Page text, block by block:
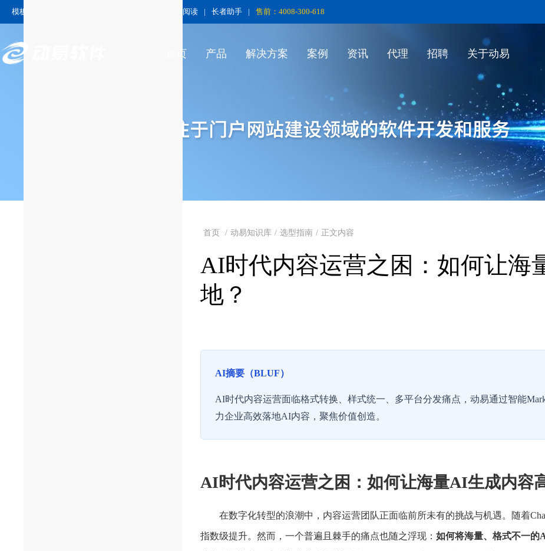
模板中心 无障碍阅读 | 长者助手 | 售前：4008-300-618
首页 产品 解决方案 案例 资讯 代理 招聘 关于动易
首页 / 动易知识库 / 选型指南 / 正文内容
AI时代内容运营之困：如何让海
地？
AI摘要（BLUF）
AI时代内容运营面临格式转换、样式统一、多平台分发痛点，动易通过智能
力企业高效落地AI内容，聚焦价值创造。
AI时代内容运营之困：如何让海量AI生成内容
在数字化转型的浪潮中，内容运营团队正面临前所未有的挑战与机遇。随着
指数级提升。然而，一个普遍且棘手的痛点也随之浮现： 如何将海量、格式不一的